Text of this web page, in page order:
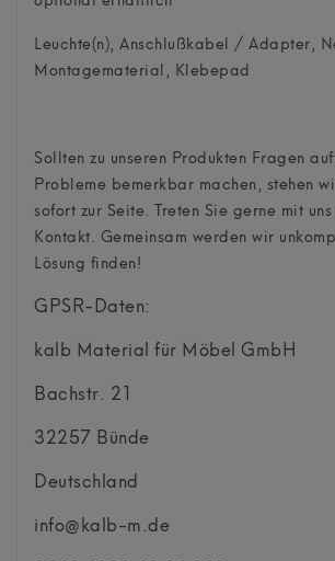
Leuchte(n), Anschlußkabel / Adapter,
Montagematerial, Klebepad
Sollten zu unseren Produkten Fragen
Probleme bemerkbar machen, stehen
sofort zur Seite. Treten Sie gerne mit uns
Kontakt. Gemeinsam werden wir
Lösung finden!
GPSR-Daten:
kalb Material für Möbel GmbH
Bachstr. 21
32257 Bünde
Deutschland
info@kalb-m.de